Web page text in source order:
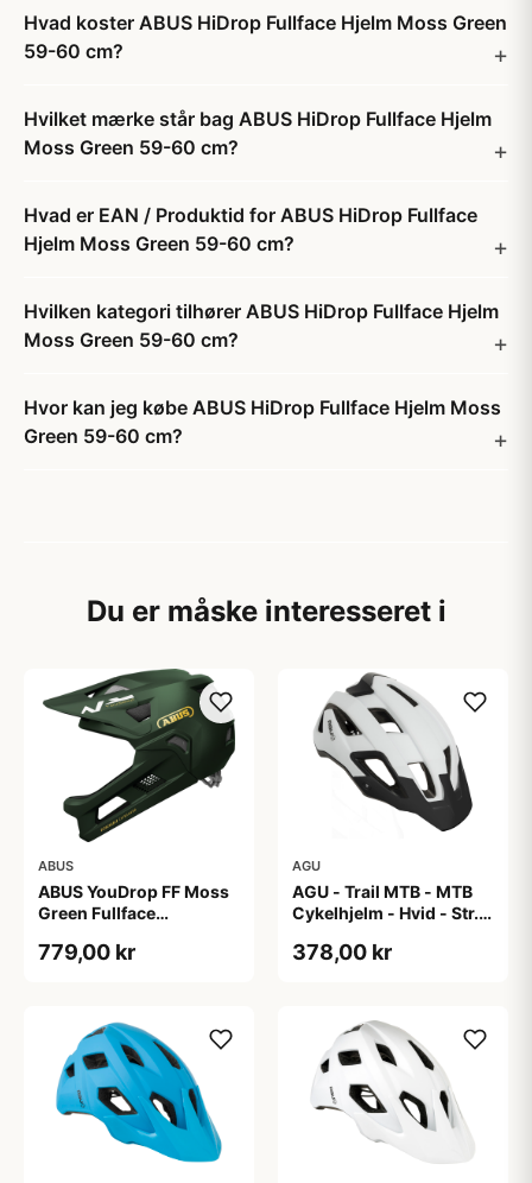
Hvad koster ABUS HiDrop Fullface Hjelm Moss Green
59-60 cm?
Hvilket mærke står bag ABUS HiDrop Fullface Hjelm
Moss Green 59-60 cm?
Hvad er EAN / Produktid for ABUS HiDrop Fullface
Hjelm Moss Green 59-60 cm?
Hvilken kategori tilhører ABUS HiDrop Fullface Hjelm
Moss Green 59-60 cm?
Hvor kan jeg købe ABUS HiDrop Fullface Hjelm Moss
Green 59-60 cm?
Du er måske interesseret i
ABUS
ABUS YouDrop FF Moss
Green Fullface
779,00 kr
AGU
AGU - Trail MTB - MTB
Cykelhjelm - Hvid - Str.
378,00 kr